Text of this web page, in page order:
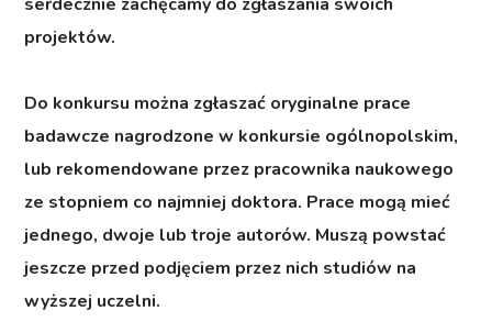
serdecznie zachęcamy do zgłaszania swoich
projektów.
Do konkursu można zgłaszać oryginalne prace
badawcze nagrodzone w konkursie ogólnopolskim,
lub rekomendowane przez pracownika naukowego
ze stopniem co najmniej doktora. Prace mogą mieć
jednego, dwoje lub troje autorów. Muszą powstać
jeszcze przed podjęciem przez nich studiów na
wyższej uczelni.